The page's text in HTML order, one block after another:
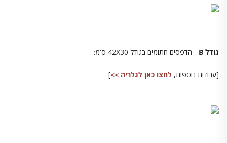
גודל B - הדפסים חתומים בגודל 42X30 ס'מ:
[עבודות נוספות, לחצו כאן לגלריה >>]